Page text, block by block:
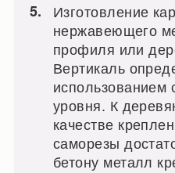
Изготовление
нержавеющего
профиля или
Вертикаль
использованием
уровня. К
качестве
саморезы
бетону металл